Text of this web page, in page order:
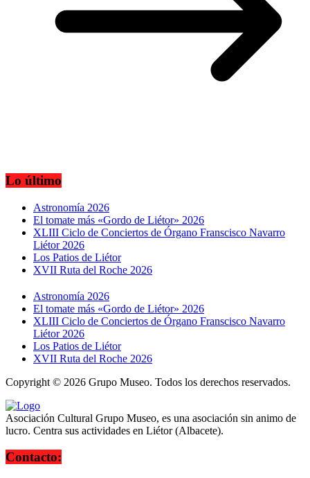
Lo último
Astronomía 2026
El tomate más «Gordo de Liétor» 2026
XLIII Ciclo de Conciertos de Órgano Franscisco Navarro
Liétor 2026
Los Patios de Liétor
XVII Ruta del Roche 2026
Astronomía 2026
El tomate más «Gordo de Liétor» 2026
XLIII Ciclo de Conciertos de Órgano Franscisco Navarro
Liétor 2026
Los Patios de Liétor
XVII Ruta del Roche 2026
Copyright © 2026 Grupo Museo. Todos los derechos reservados.
Asociación Cultural Grupo Museo, es una asociación sin animo de
lucro. Centra sus actividades en Liétor (Albacete).
Contacto: